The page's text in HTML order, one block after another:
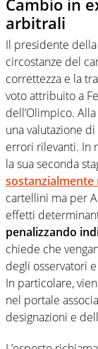
Cambio in
arbitrali
Il presidente
circostanze del
correttezza e la
voto attribuito a
dell’Olimpico.
una valutazione
errori rilevanti. In
la sua seconda
sostanzialmente
cartellini ma per
effetti
penalizzando
chiede che
degli osservatori
In particolare,
nel portale
designazioni e